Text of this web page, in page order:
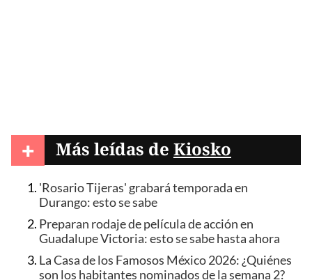
+ Más leídas de Kiosko
'Rosario Tijeras' grabará temporada en
Durango: esto se sabe
Preparan rodaje de película de acción en
Guadalupe Victoria: esto se sabe hasta ahora
La Casa de los Famosos México 2026: ¿Quiénes
son los habitantes nominados de la semana 2?